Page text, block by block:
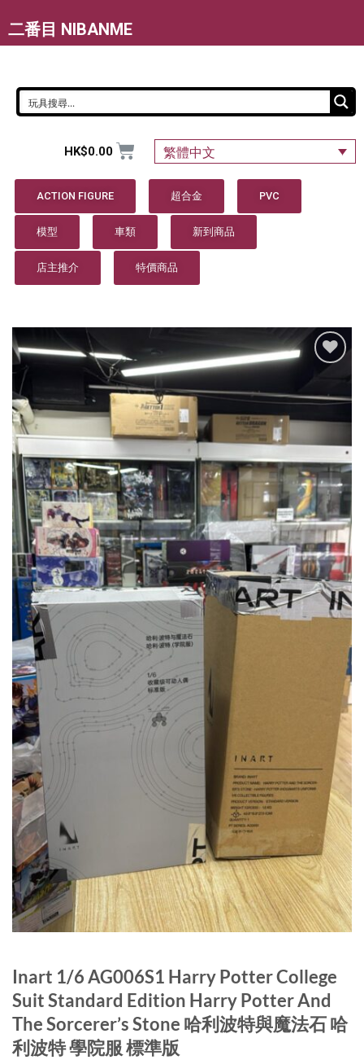
二番目 NIBANME
HK$0.00 繁體中文
ACTION FIGURE 超合金 PVC
模型 車類 新到商品
店主推介 特價商品
Inart 1/6 AG006S1 Harry Potter College
Suit Standard Edition Harry Potter And
The Sorcerer’s Stone 哈利波特與魔法石 哈
利波特 學院服 標準版